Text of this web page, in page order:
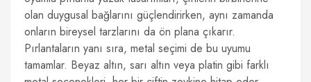
olan duygusal bağlarını güçlendirirken, aynı zamanda
onların bireysel tarzlarını da ön plana çıkarır.
Pırlantaların yanı sıra, metal seçimi de bu uyumu
tamamlar. Beyaz altın, sarı altın veya platin gibi farklı